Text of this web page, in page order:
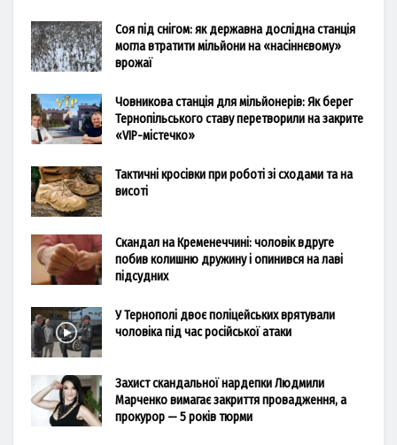
Соя під снігом: як державна дослідна станція
могла втратити мільйони на «насіннєвому»
врожаї
Човникова станція для мільйонерів: Як берег
Тернопільського ставу перетворили на закрите
«VIP-містечко»
Тактичні кросівки при роботі зі сходами та на
висоті
Скандал на Кременеччині: чоловік вдруге
побив колишню дружину і опинився на лаві
підсудних
У Тернополі двоє поліцейських врятували
чоловіка під час російської атаки
Захист скандальної нардепки Людмили
Марченко вимагає закриття провадження, а
прокурор — 5 років тюрми